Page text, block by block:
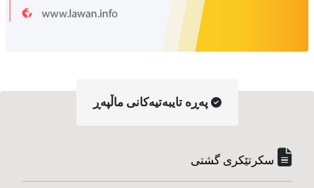
په‌ڕه‌ تایبه‌تیه‌کانی ماڵپه‌ڕ
سکرتێکری گشتی